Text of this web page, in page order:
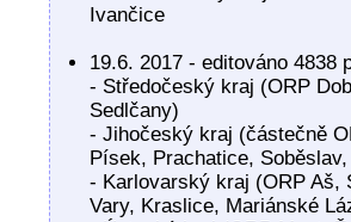
Ivančice
19.6. 2017 - editováno
- Středočeský kraj (ORP
Sedlčany)
- Jihočeský kraj (částečně
Písek, Prachatice,
- Karlovarský kraj (ORP Aš,
Vary, Kraslice, Mariánské